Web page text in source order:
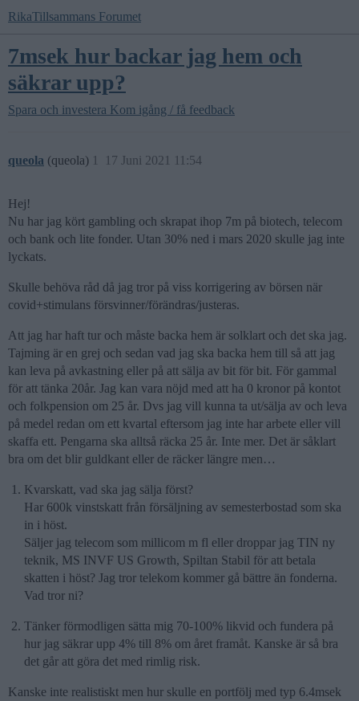
RikaTillsammans Forumet
7msek hur backar jag hem och
säkrar upp?
Spara och investera Kom igång / få feedback
queola (queola) 17 Juni 2021 11:54
1
Hej!
Nu har jag kört gambling och skrapat ihop 7m på biotech, telecom
och bank och lite fonder. Utan 30% ned i mars 2020 skulle jag inte
lyckats.
Skulle behöva råd då jag tror på viss korrigering av börsen när
covid+stimulans försvinner/förändras/justeras.
Att jag har haft tur och måste backa hem är solklart och det ska jag.
Tajming är en grej och sedan vad jag ska backa hem till så att jag
kan leva på avkastning eller på att sälja av bit för bit. För gammal
för att tänka 20år. Jag kan vara nöjd med att ha 0 kronor på kontot
och folkpension om 25 år. Dvs jag vill kunna ta ut/sälja av och leva
på medel redan om ett kvartal eftersom jag inte har arbete eller vill
skaffa ett. Pengarna ska alltså räcka 25 år. Inte mer. Det är såklart
bra om det blir guldkant eller de räcker längre men…
Kvarskatt, vad ska jag sälja först?
Har 600k vinstskatt från försäljning av semesterbostad som ska
in i höst.
Säljer jag telecom som millicom m fl eller droppar jag TIN ny
teknik, MS INVF US Growth, Spiltan Stabil för att betala
skatten i höst? Jag tror telekom kommer gå bättre än fonderna.
Vad tror ni?
Tänker förmodligen sätta mig 70-100% likvid och fundera på
hur jag säkrar upp 4% till 8% om året framåt. Kanske är så bra
det går att göra det med rimlig risk.
Kanske inte realistiskt men hur skulle en portfölj med typ 6.4msek